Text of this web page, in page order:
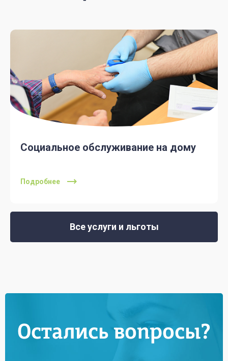
Социальное обслуживание на дому
Подробнее
Все услуги и льготы
Остались вопросы?